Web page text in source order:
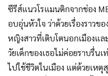
ซีรีส์แนวโรแมนติกจากช่อง
อบอุ่นหัวใจ ว่าด้วยเรื่องราวขอ
หญิงสาวที่เติบโตนอกเมืองแล
วัยเด็กของเธอไม่ค่อยราบรื่นเ
ไปใช้ชีวิตในเมือง แต่ด้วยเหตุ